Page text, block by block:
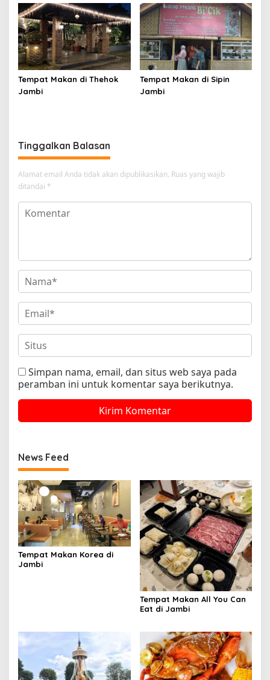
Tempat Makan di Thehok
Jambi
Tempat Makan di Sipin
Jambi
Tinggalkan Balasan
Alamat email Anda tidak akan dipublikasikan. Ruas yang wajib
ditandai *
Simpan nama, email, dan situs web saya pada
peramban ini untuk komentar saya berikutnya.
News Feed
Tempat Makan Korea di
Jambi
Tempat Makan All You Can
Eat di Jambi